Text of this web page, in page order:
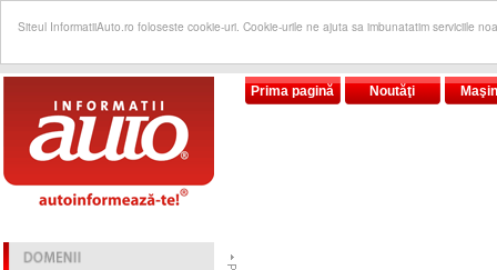
Siteul InformatiiAuto.ro foloseste cookie-uri. Cookie-urile ne ajuta sa imbunatatim serviciile
Prima pagină Noutăţi